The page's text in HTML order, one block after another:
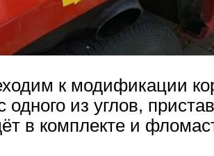
к модификации
одного из углов,
в комплекте и